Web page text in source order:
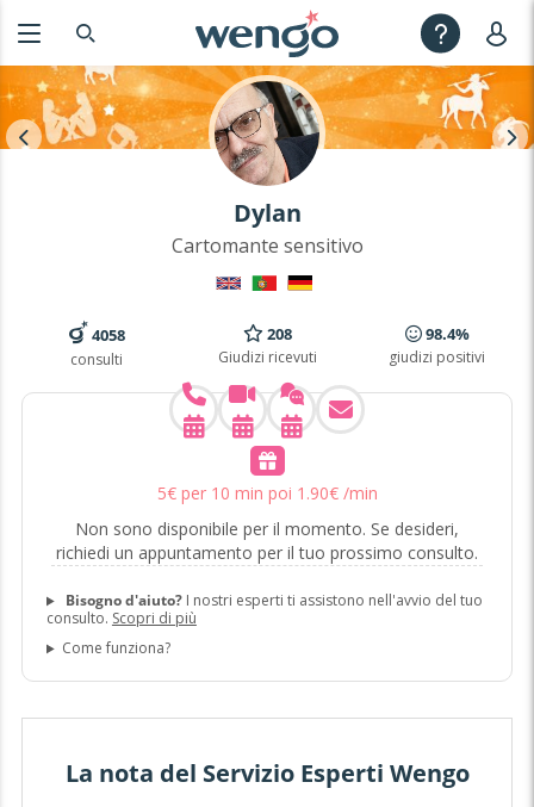
Dylan
Cartomante sensitivo
4058
consulti
208
Giudizi ricevuti
98.4%
giudizi positivi
5€per 10 min poi 1 .90€/min
Non sono disponibile per il momento. Se desideri,
richiedi un appuntamento per il tuo prossimo consulto.
Bisogno d'aiuto?I nostri esperti ti assistono nell'avvio del tuo
consulto. Scopri di più
Come funziona?
La nota del Servizio Esperti Wengo